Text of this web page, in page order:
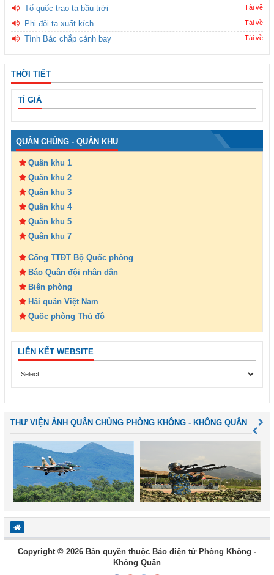
Tổ quốc trao ta bầu trời Tải về
Phi đội ta xuất kích Tải về
Tình Bác chắp cánh bay Tải về
THỜI TIẾT
TỈ GIÁ
QUÂN CHỦNG - QUÂN KHU
Quân khu 1
Quân khu 2
Quân khu 3
Quân khu 4
Quân khu 5
Quân khu 7
Cổng TTĐT Bộ Quốc phòng
Báo Quân đội nhân dân
Biên phòng
Hải quân Việt Nam
Quốc phòng Thủ đô
LIÊN KẾT WEBSITE
THƯ VIỆN ẢNH QUÂN CHỦNG PHÒNG KHÔNG - KHÔNG QUÂN
Copyright © 2026 Bản quyền thuộc Báo điện tử Phòng Không -
Không Quân